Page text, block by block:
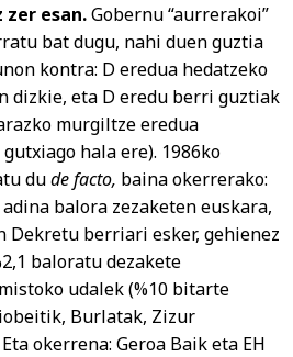
zer esan.Gobernu “aurrerakoi”
bat dugu, nahi duen guztia
kontra: D eredua hedatzeko
dizkie, eta D eredu berri guztiak
murgiltze eredua
hala ere). 1986ko
dude facto, baina okerrerako:
balora zezaketen euskara,
Dekretu berriari esker, gehienez
baloratu dezakete
udalek (%10 bitarte
Burlatak, Zizur
okerrena: Geroa Baik eta EH